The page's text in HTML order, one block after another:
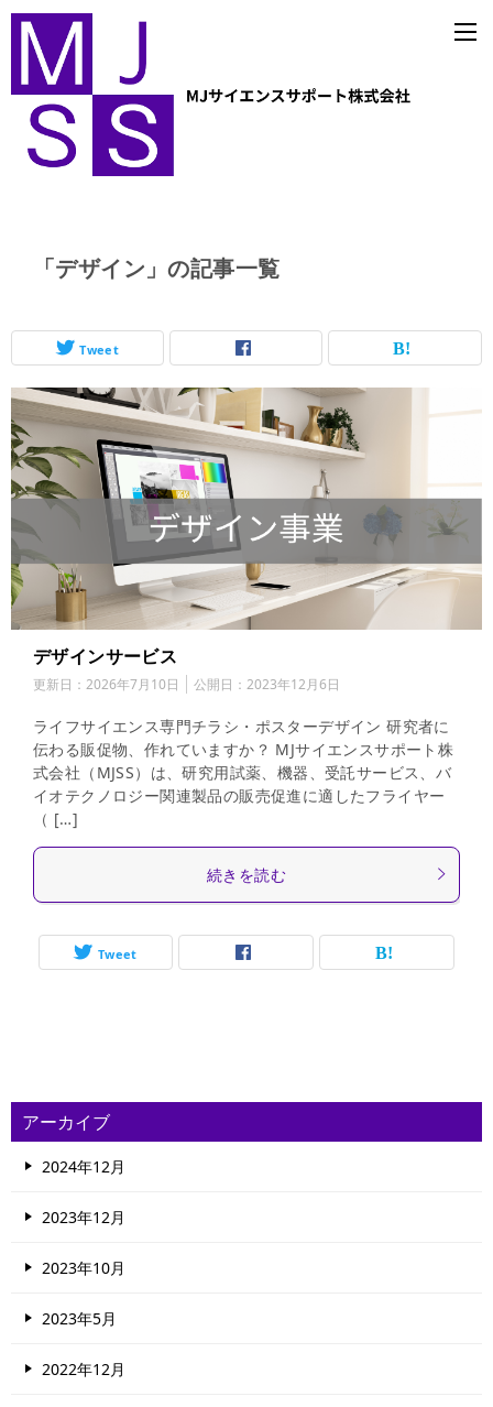
「デザイン」の記事一覧
Tweet
デザインサービス
更新日： 2026年7月10日 公開日： 2023年12月6日
ライフサイエンス専門チラシ・ポスターデザイン 研究者に
伝わる販促物、作れていますか？ MJサイエンスサポート株
式会社（MJSS）は、研究用試薬、機器、受託サービス、バ
イオテクノロジー関連製品の販売促進に適したフライヤー
（ […]
続きを読む
Tweet
アーカイブ
2024年12月
2023年12月
2023年10月
2023年5月
2022年12月